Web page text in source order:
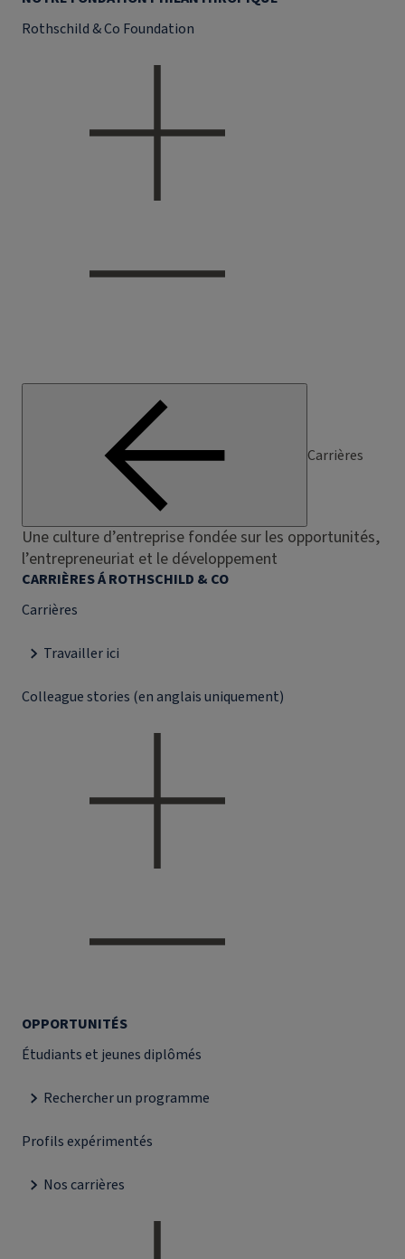
Rothschild & Co Foundation
Carrières
Une culture d’entreprise fondée sur les opportunités,
l’entrepreneuriat et le développement
CARRIÈRES Á ROTHSCHILD & CO
Carrières
Travailler ici
Colleague stories (en anglais uniquement)
OPPORTUNITÉS
Étudiants et jeunes diplômés
Rechercher un programme
Profils expérimentés
Nos carrières